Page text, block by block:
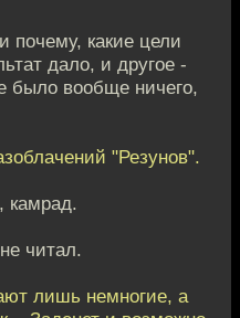
почему, какие цели
дало, и другое -
было вообще ничего,
"Резунов".
камрад.
читал.
лишь немногие, а